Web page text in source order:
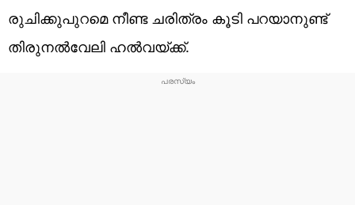
രുചിക്കുപുറമെ നീണ്ട ചരിത്രം കൂടി പറയാനുണ്ട്
തിരുനൽവേലി ഹൽവയ്ക്ക്.